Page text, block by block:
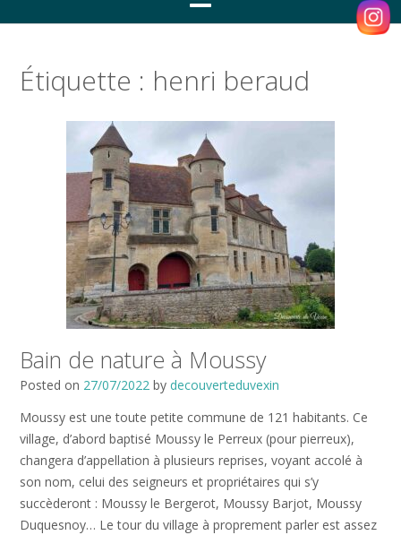
Étiquette : henri beraud
Bain de nature à Moussy
Posted on 27/07/2022 by decouverteduvexin
Moussy est une toute petite commune de 121 habitants. Ce
village, d’abord baptisé Moussy le Perreux (pour pierreux),
changera d’appellation à plusieurs reprises, voyant accolé à
son nom, celui des seigneurs et propriétaires qui s’y
succèderont : Moussy le Bergerot, Moussy Barjot, Moussy
Duquesnoy… Le tour du village à proprement parler est assez